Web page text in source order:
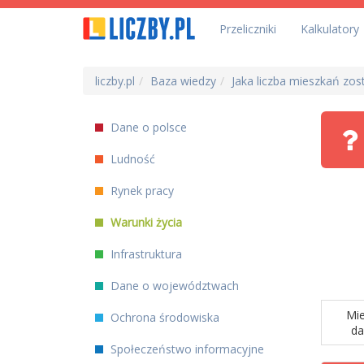
Przeliczniki Kalkulatory
liczby.pl Baza wiedzy Jaka liczba mieszkań
Dane o polsce
Ludność
Rynek pracy
Warunki życia
Infrastruktura
Dane o województwach
Ochrona środowiska
Społeczeństwo informacyjne